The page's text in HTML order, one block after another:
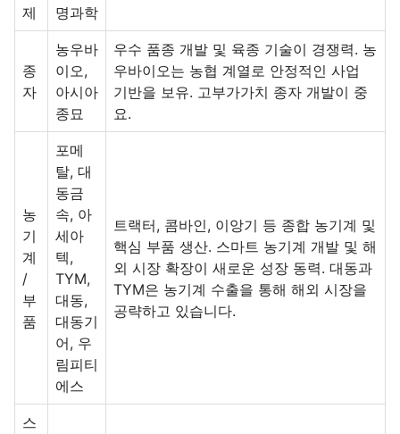
제
명과학
종
자
농우바
이오,
아시아
종묘
우수 품종 개발 및 육종 기술이 경쟁력. 농
우바이오는 농협 계열로 안정적인 사업
기반을 보유. 고부가가치 종자 개발이 중
요.
농
기
계
/
부
품
포메
탈, 대
동금
속, 아
세아
텍,
TYM,
대동,
대동기
어, 우
림피티
에스
트랙터, 콤바인, 이앙기 등 종합 농기계 및
핵심 부품 생산. 스마트 농기계 개발 및 해
외 시장 확장이 새로운 성장 동력. 대동과
TYM은 농기계 수출을 통해 해외 시장을
공략하고 있습니다.
스